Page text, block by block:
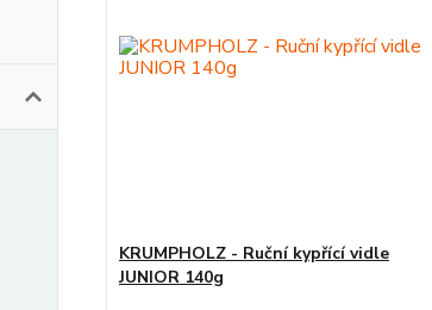
KRUMPHOLZ - Ruční kypřící vidle
JUNIOR 140g